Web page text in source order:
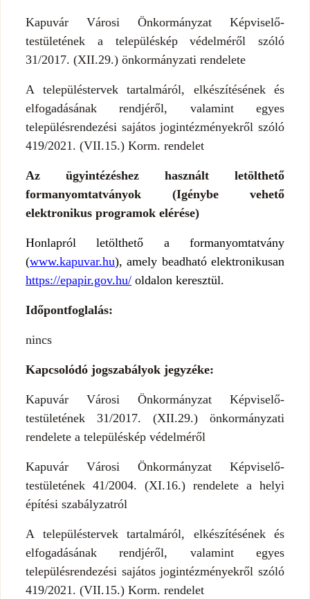
Kapuvár Városi Önkormányzat Képviselő-
testületének a településkép védelméről szóló
31/2017. (XII.29.) önkormányzati rendelete
A településtervek tartalmáról, elkészítésének és
elfogadásának rendjéről, valamint egyes
településrendezési sajátos jogintézményekről szóló
419/2021. (VII.15.) Korm. rendelet
Az ügyintézéshez használt letölthető
formanyomtatványok (Igénybe vehető
elektronikus programok elérése)
Honlapról letölthető a formanyomtatvány
(www.kapuvar.hu), amely beadható elektronikusan
https://epapir.gov.hu/ oldalon keresztül.
Időpontfoglalás:
nincs
Kapcsolódó jogszabályok jegyzéke:
Kapuvár Városi Önkormányzat Képviselő-
testületének 31/2017. (XII.29.) önkormányzati
rendelete a településkép védelméről
Kapuvár Városi Önkormányzat Képviselő-
testületének 41/2004. (XI.16.) rendelete a helyi
építési szabályzatról
A településtervek tartalmáról, elkészítésének és
elfogadásának rendjéről, valamint egyes
településrendezési sajátos jogintézményekről szóló
419/2021. (VII.15.) Korm. rendelet